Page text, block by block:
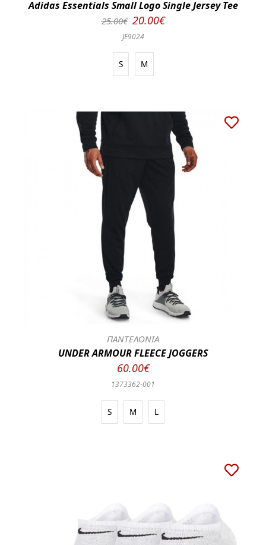
Adidas Essentials Small Logo Single Jersey Tee
25.00€ 20.00€
JE9024
S M
ΠΑΝΤΕΛΟΝΙΑ
UNDER ARMOUR FLEECE JOGGERS
60.00€
1373362-001
S M L